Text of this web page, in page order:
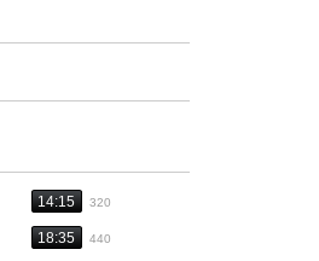
14:15 320
18:35 440